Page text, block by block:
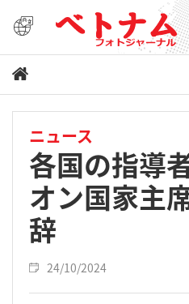
ニュース
各国の指導
オン国家主
辞
24/10/2024